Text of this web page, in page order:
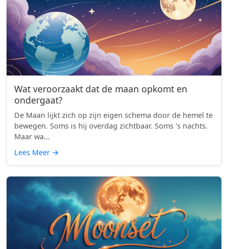
Wat veroorzaakt dat de maan opkomt en
ondergaat?
De Maan lijkt zich op zijn eigen schema door de hemel te
bewegen. Soms is hij overdag zichtbaar. Soms 's nachts.
Maar wa...
Lees Meer →